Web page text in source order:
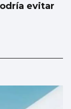
evitar